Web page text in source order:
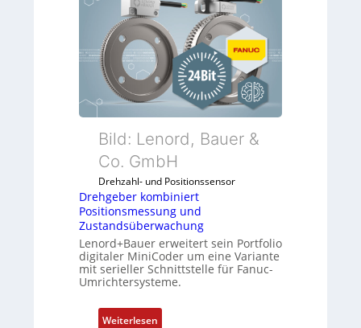
Bild: Lenord, Bauer &
Co. GmbH
Drehzahl- und Positionssensor
Drehgeber kombiniert
Positionsmessung und
Zustandsüberwachung
Lenord+Bauer erweitert sein Portfolio
digitaler MiniCoder um eine Variante
mit serieller Schnittstelle für Fanuc-
Umrichtersysteme.
Weiterlesen